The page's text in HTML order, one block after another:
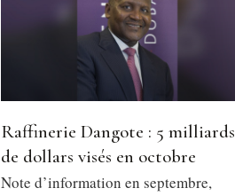
Raffinerie Dangote : 5 milliards
de dollars visés en octobre
Note d’information en septembre,